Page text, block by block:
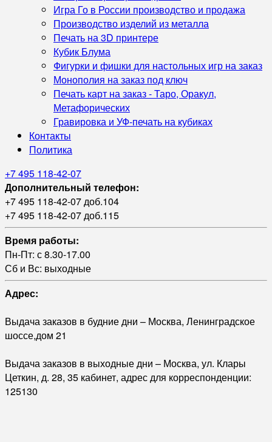
Игра Го в России производство и продажа
Производство изделий из металла
Печать на 3D принтере
Кубик Блума
Фигурки и фишки для настольных игр на заказ
Монополия на заказ под ключ
Печать карт на заказ - Таро, Оракул,
Метафорических
Гравировка и УФ‑печать на кубиках
Контакты
Политика
+7 495 118-42-07
Дополнительный телефон:
+7 495 118-42-07 доб.104
+7 495 118-42-07 доб.115
Время работы:
Пн-Пт: с 8.30-17.00
Сб и Вс: выходные
Адрес:
Выдача заказов в будние дни – Москва, Ленинградское
шоссе,дом 21
Выдача заказов в выходные дни – Москва, ул. Клары
Цеткин, д. 28, 35 кабинет, адрес для корреспонденции:
125130